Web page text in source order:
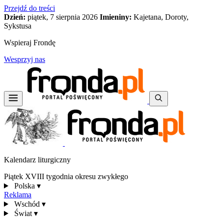
Przejdź do treści
Dzień: piątek, 7 sierpnia 2026 Imieniny: Kajetana, Doroty,
Sykstusa
Wspieraj Frondę
Wesprzyj nas
Kalendarz liturgiczny
Piątek XVIII tygodnia okresu zwykłego
Polska ▾
Reklama
Wschód ▾
Świat ▾